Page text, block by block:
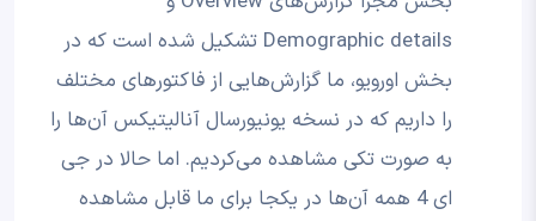
Demographic details تشکیل شده است که در
بخش اورویو، ما گزارش‌هایی از فاکتورهای مختلف
را داریم که در نسخه یونیورسال آنالیتیکس آن‌ها را
به صورت تکی مشاهده می‌کردیم. اما حالا در جی
ای 4 همه آن‌ها در یکجا برای ما قابل مشاهده